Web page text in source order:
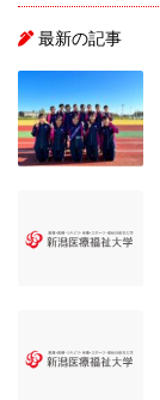
最新の記事